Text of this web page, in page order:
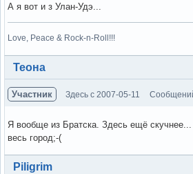
А я вот и з Улан-Удэ...
Love, Peace & Rock-n-Roll!!!
Вне форума
Теона
Участник Здесь с 2007-05-11
Я вообще из Братска. Здесь ещё
весь город;-(
Вне форума
Piligrim